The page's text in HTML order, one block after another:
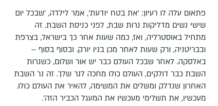
פתאום עלה לו רעיון: 'את בטח יודעת', אמר לילדה, 'שבכל יום
שישי נשים מדליקות נרות שבת, לפני כניסת השבת. זה
מתחיל באוסטרליה, ואז, כמה שעות אחר כך בישראל, בצרפת
ובבריטניה, ורק שעות לאחר מכן בניו יורק. ובסוף בסוף –
באלסקה. לאחר שבכל העולם כבר יש אור ושלום, כשנרות
השבת כבר דולקים, העולם כולו מחכה לנר שלך. זה נר השבת
האחרון שנדלק ומשלים את המשימה, להאיר את העולם כולו.
מעכשיו, את תשלימי מעכשיו את המעגל הכביר הזה'.